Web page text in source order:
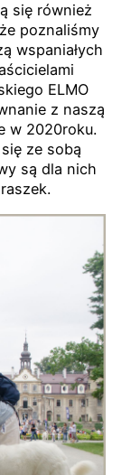
się również
poznaliśmy
wspaniałych
ELMO
z naszą
w 2020roku.
ze sobą
są dla nich